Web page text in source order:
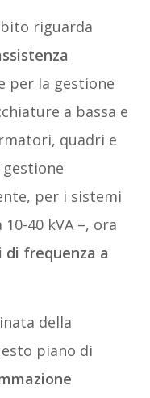
riguarda
per la gestione
a bassa e
quadri e
per i sistemi
40 kVA –, ora
frequenza a
della
piano di